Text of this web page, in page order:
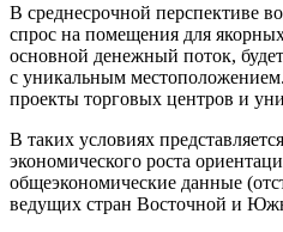
В среднесрочной перспективе
спрос на помещения для
основной денежный поток,
с уникальным
проекты торговых центров и
В таких условиях
экономического роста
общеэкономические данные
ведущих стран Восточной и